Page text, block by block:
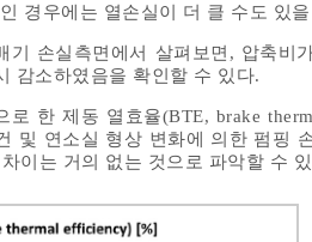
경우에는 열손실이 더 클 수도 있
기 손실측면에서 살펴보면, 압축비
감소하였음을 확인할 수 있다.
로 한 제동 열효율(BTE, brake
및 연소실 형상 변화에 의한 펌핑
이는 거의 없는 것으로 파악할 수